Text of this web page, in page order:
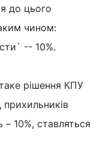
до цього
чином:
-- 10%.
рішення КПУ
10%, ставляться